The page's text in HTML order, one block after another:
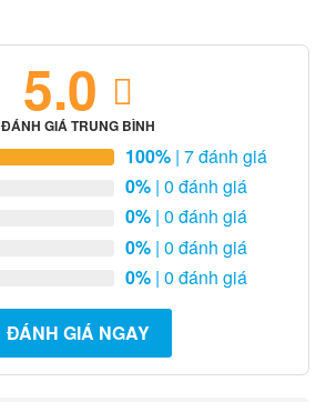
5.0
ĐÁNH GIÁ TRUNG BÌNH
100% | 7 đánh giá
0% | 0 đánh giá
0% | 0 đánh giá
0% | 0 đánh giá
0% | 0 đánh giá
ĐÁNH GIÁ NGAY